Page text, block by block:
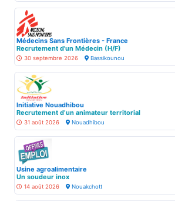
Médecins Sans Frontières - France
Recrutement d'un Médecin (H/F)
30 septembre 2026 Bassikounou
Initiative Nouadhibou
Recrutement d’un animateur territorial
31 août 2026 Nouadhibou
Usine agroalimentaire
Un soudeur inox
14 août 2026 Nouakchott